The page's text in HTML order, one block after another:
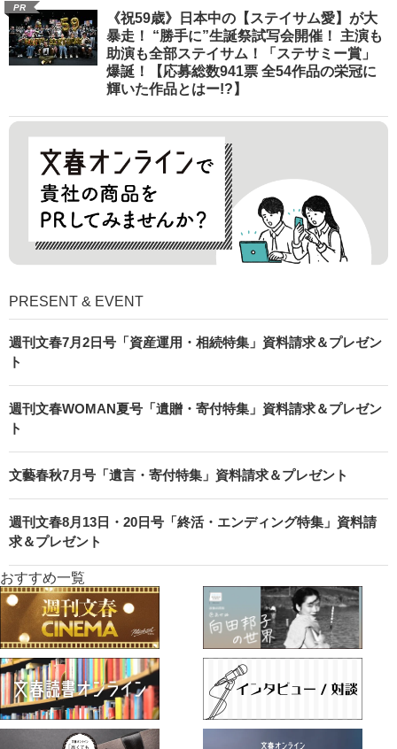
PR
《祝59歳》日本中の【ステイサム愛】が大
暴走！ “勝手に”生誕祭試写会開催！ 主演も
助演も全部ステイサム！「ステサミー賞」
爆誕！【応募総数941票 全54作品の栄冠に
輝いた作品とはー!?】
PRESENT & EVENT
週刊文春7月2日号「資産運用・相続特集」資料請求＆プレゼン
ト
週刊文春WOMAN夏号「遺贈・寄付特集」資料請求＆プレゼン
ト
文藝春秋7月号「遺言・寄付特集」資料請求＆プレゼント
週刊文春8月13日・20日号「終活・エンディング特集」資料請
求＆プレゼント
おすすめ一覧